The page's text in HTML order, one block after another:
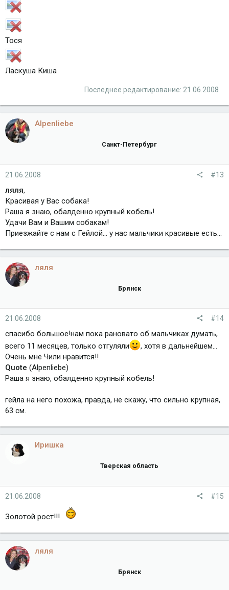
Тося
Ласкуша Киша
Последнее редактирование: 21.06.2008
Alpenliebe
Санкт-Петербург
21.06.2008 #13
ляля,
Красивая у Вас собака!
Раша я знаю, обалденно крупный кобель!
Удачи Вам и Вашим собакам!
Приезжайте с нам с Гейлой... у нас мальчики красивые есть...
ляля
Брянск
21.06.2008 #14
спасибо большое!нам пока рановато об мальчиках думать,
всего 11 месяцев, только отгуляли
, хотя в дальнейшем...
Очень мне Чили нравится!!
Quote (Alpenliebe)
Раша я знаю, обалденно крупный кобель!
гейла на него похожа, правда, не скажу, что сильно крупная,
63 см.
Иришка
Тверская область
21.06.2008 #15
Золотой рост!!!
ляля
Брянск